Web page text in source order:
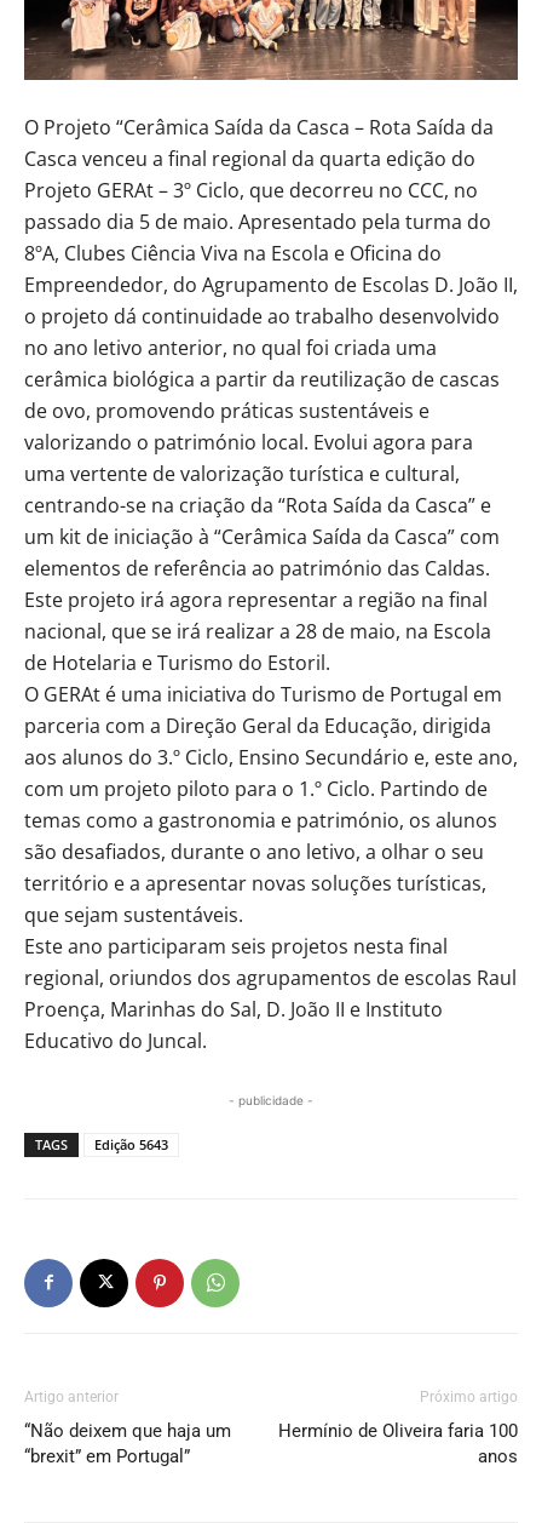
O Projeto “Cerâmica Saída da Casca – Rota Saída da
Casca venceu a final regional da quarta edição do
Projeto GERAt – 3º Ciclo, que decorreu no CCC, no
passado dia 5 de maio. Apresentado pela turma do
8ºA, Clubes Ciência Viva na Escola e Oficina do
Empreendedor, do Agrupamento de Escolas D. João II,
o projeto dá continuidade ao trabalho desenvolvido
no ano letivo anterior, no qual foi criada uma
cerâmica biológica a partir da reutilização de cascas
de ovo, promovendo práticas sustentáveis e
valorizando o património local. Evolui agora para
uma vertente de valorização turística e cultural,
centrando-se na criação da “Rota Saída da Casca” e
um kit de iniciação à “Cerâmica Saída da Casca” com
elementos de referência ao património das Caldas.
Este projeto irá agora representar a região na final
nacional, que se irá realizar a 28 de maio, na Escola
de Hotelaria e Turismo do Estoril.
O GERAt é uma iniciativa do Turismo de Portugal em
parceria com a Direção Geral da Educação, dirigida
aos alunos do 3.º Ciclo, Ensino Secundário e, este ano,
com um projeto piloto para o 1.º Ciclo. Partindo de
temas como a gastronomia e património, os alunos
são desafiados, durante o ano letivo, a olhar o seu
território e a apresentar novas soluções turísticas,
que sejam sustentáveis.
Este ano participaram seis projetos nesta final
regional, oriundos dos agrupamentos de escolas Raul
Proença, Marinhas do Sal, D. João II e Instituto
Educativo do Juncal.
- publicidade -
TAGS Edição 5643
Artigo anterior
“Não deixem que haja um
“brexit” em Portugal”
Próximo artigo
Hermínio de Oliveira faria 100
anos